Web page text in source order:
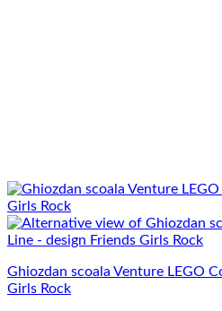
Ghiozdan scoala Venture LEGO
Girls Rock